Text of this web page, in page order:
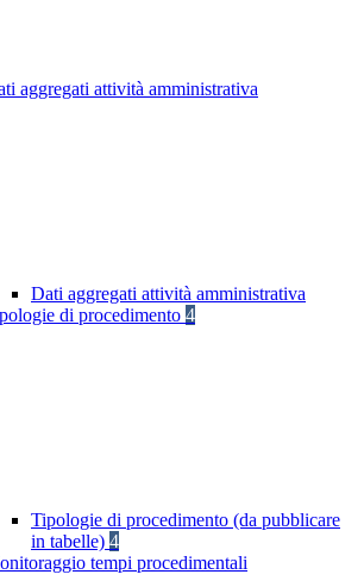
aggregati attività amministrativa
Dati aggregati attività amministrativa
di procedimento 4
Tipologie di procedimento (da pubblicare
in tabelle) 4
tempi procedimentali